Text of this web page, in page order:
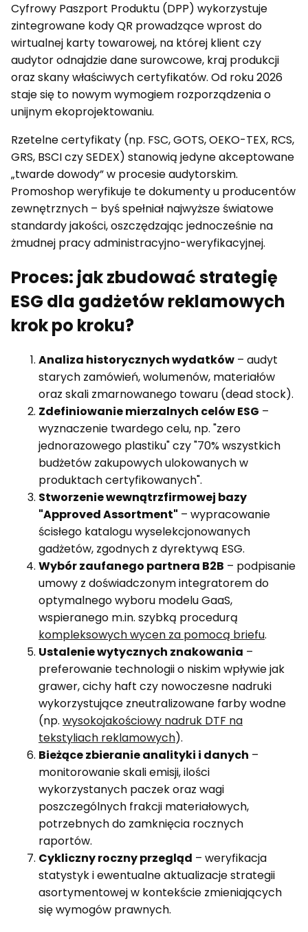
Cyfrowy Paszport Produktu (DPP) wykorzystuje
zintegrowane kody QR prowadzące wprost do
wirtualnej karty towarowej, na której klient czy
audytor odnajdzie dane surowcowe, kraj produkcji
oraz skany właściwych certyfikatów. Od roku 2026
staje się to nowym wymogiem rozporządzenia o
unijnym ekoprojektowaniu.
Rzetelne certyfikaty (np. FSC, GOTS, OEKO-TEX, RCS,
GRS, BSCI czy SEDEX) stanowią jedyne akceptowane
„twarde dowody” w procesie audytorskim.
Promoshop weryfikuje te dokumenty u producentów
zewnętrznych – byś spełniał najwyższe światowe
standardy jakości, oszczędzając jednocześnie na
żmudnej pracy administracyjno-weryfikacyjnej.
Proces: jak zbudować strategię
ESG dla gadżetów reklamowych
krok po kroku?
Analiza historycznych wydatków – audyt
starych zamówień, wolumenów, materiałów
oraz skali zmarnowanego towaru (dead stock).
Zdefiniowanie mierzalnych celów ESG –
wyznaczenie twardego celu, np. "zero
jednorazowego plastiku" czy "70% wszystkich
budżetów zakupowych ulokowanych w
produktach certyfikowanych".
Stworzenie wewnątrzfirmowej bazy
"Approved Assortment" – wypracowanie
ścisłego katalogu wyselekcjonowanych
gadżetów, zgodnych z dyrektywą ESG.
Wybór zaufanego partnera B2B – podpisanie
umowy z doświadczonym integratorem do
optymalnego wyboru modelu GaaS,
wspieranego m.in. szybką procedurą
kompleksowych wycen za pomocą briefu.
Ustalenie wytycznych znakowania –
preferowanie technologii o niskim wpływie jak
grawer, cichy haft czy nowoczesne nadruki
wykorzystujące zneutralizowane farby wodne
(np. wysokojakościowy nadruk DTF na
tekstyliach reklamowych).
Bieżące zbieranie analityki i danych –
monitorowanie skali emisji, ilości
wykorzystanych paczek oraz wagi
poszczególnych frakcji materiałowych,
potrzebnych do zamknięcia rocznych
raportów.
Cykliczny roczny przegląd – weryfikacja
statystyk i ewentualne aktualizacje strategii
asortymentowej w kontekście zmieniających
się wymogów prawnych.